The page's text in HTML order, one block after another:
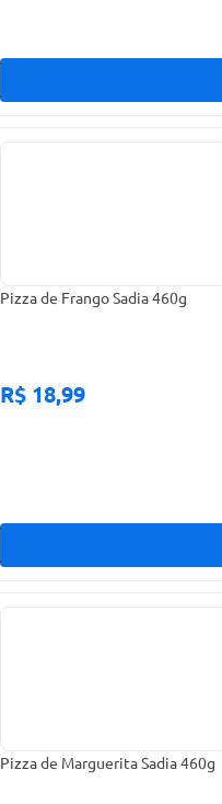
Pizza de Frango Sadia 460g
R$ 18,99
Pizza de Marguerita Sadia 460g